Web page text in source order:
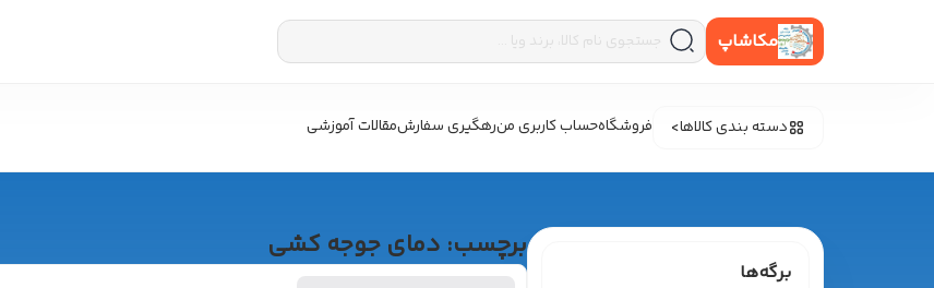
مکاشاپ
دسته بندی کالاها فروشگاهحساب کاربری منرهگیری سفارشمقالات آموزشی
برگه‌ها
برچسب: دمای جوجه کشی